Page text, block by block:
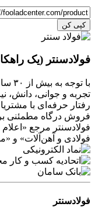
کپی کن
فولادسنتر (یک
با
تجربه و جوانی، دانش،
رفتار حرفه‌ای با
فروش درگاه مطمئنی
فولادسنتر مرجع
فولادی و آهن‌آلات»
فولادسنتر